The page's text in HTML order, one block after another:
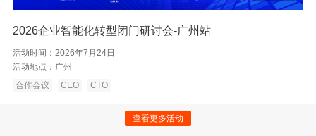
2026企业智能化转型闭门研讨会-广州站
活动时间： 2026年7月24日
活动地点： 广州
合作会议
CEO CTO
查看更多活动